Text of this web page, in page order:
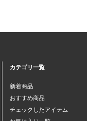
カテゴリ一覧
新着商品
おすすめ商品
チェックしたアイテム